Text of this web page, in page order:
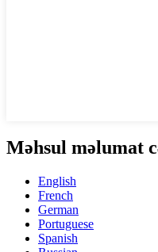
Məhsul məlumat
English
French
German
Portuguese
Spanish